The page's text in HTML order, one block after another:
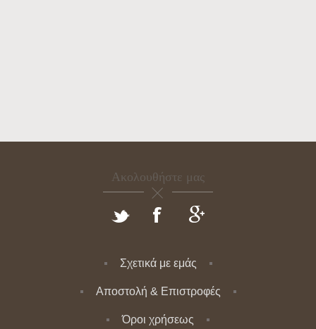
Ακολουθήστε μας
Σχετικά με εμάς
Αποστολή & Επιστροφές
Όροι χρήσεως